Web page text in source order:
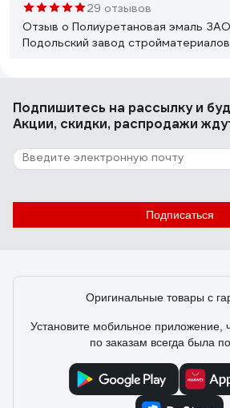
29 отзывов
Отзыв о Полиуретановая эмаль ЗАО
Подольский завод стройматериалов
2000006640031
За небольшие деньги напоминает
только обращаться с ней проще,
Отзыв о Краска DULUX ОКНА И
(база BW; 0,75 л) 5327289
Подпишитесь на рассылкуи
Акции, скидки, распродажи
Подписаться
Оригинальные товары с
Установите мобильное
по заказам всегда была